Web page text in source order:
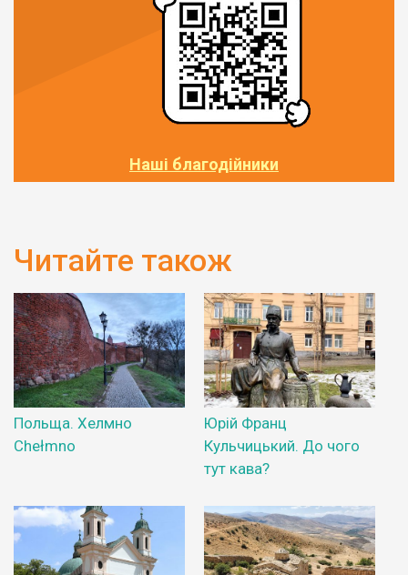
Наші благодійники
Читайте також
Польща. Хелмно
Chełmno
Юрій Франц
Кульчицький. До чого
тут кава?